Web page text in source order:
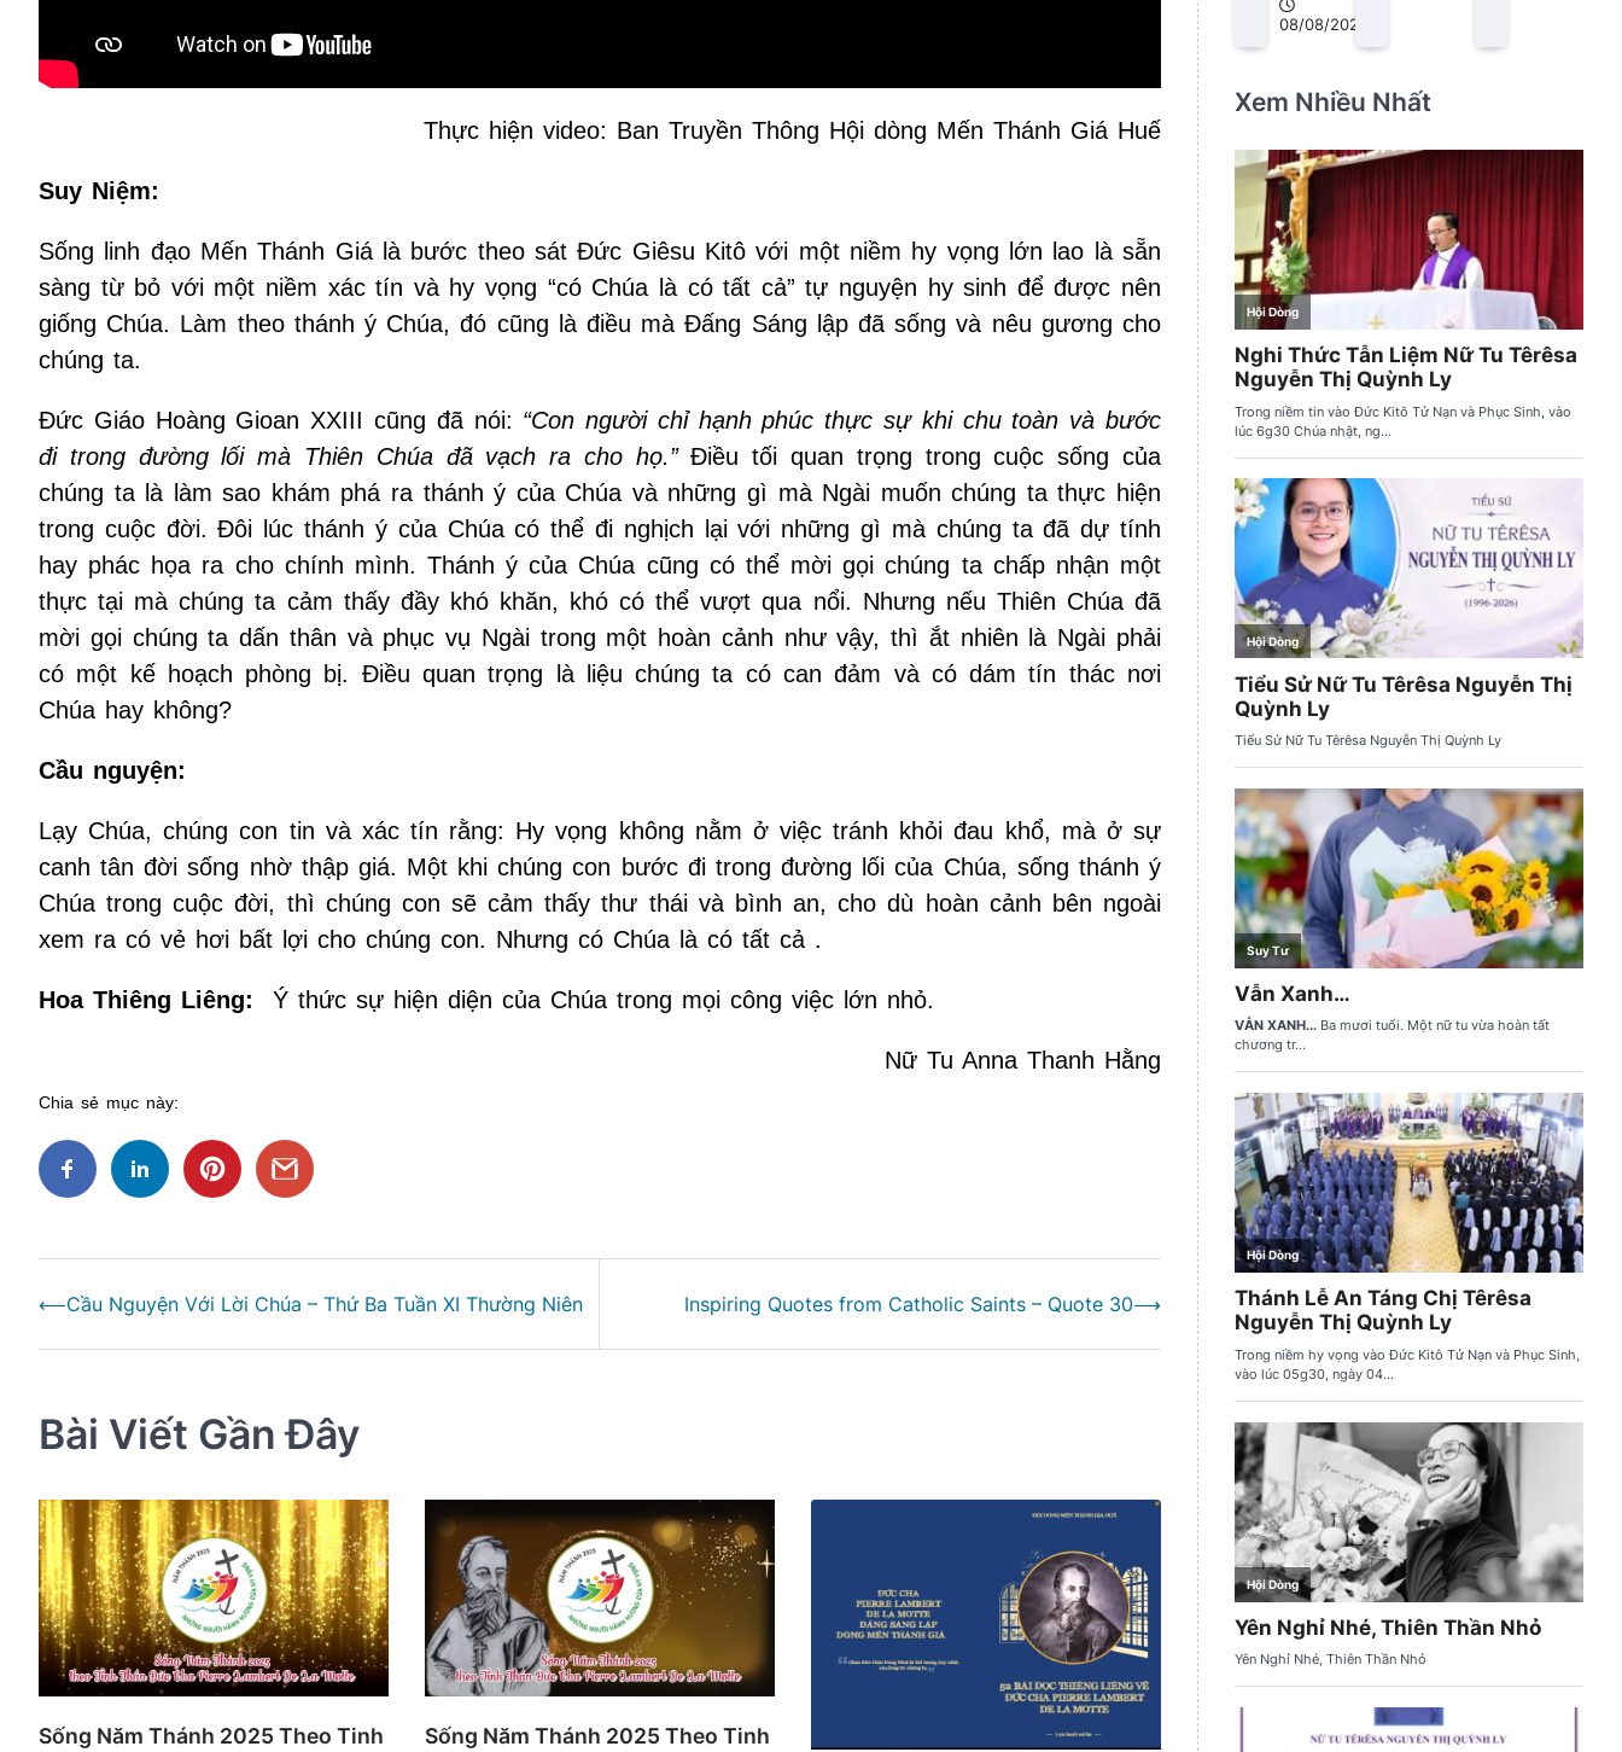
Thực hiện video: Ban Truyền Thông Hội dòng Mến Thánh Giá Huế
Suy Niệm:
Sống linh đạo Mến Thánh Giá là bước theo sát Đức Giêsu Kitô với một niềm hy vọng lớn lao là sẵn
sàng từ bỏ với một niềm xác tín và hy vọng “có Chúa là có tất cả” tự nguyện hy sinh để được nên
giống Chúa. Làm theo thánh ý Chúa, đó cũng là điều mà Đấng Sáng lập đã sống và nêu gương cho
chúng ta.
Đức Giáo Hoàng Gioan XXIII cũng đã nói: “Con người chỉ hạnh phúc thực sự khi chu toàn và bước
đi trong đường lối mà Thiên Chúa đã vạch ra cho họ.”Điều tối quan trọng trong cuộc sống của
chúng ta là làm sao khám phá ra thánh ý của Chúa và những gì mà Ngài muốn chúng ta thực hiện
trong cuộc đời. Đôi lúc thánh ý của Chúa có thể đi nghịch lại với những gì mà chúng ta đã dự tính
hay phác họa ra cho chính mình. Thánh ý của Chúa cũng có thể mời gọi chúng ta chấp nhận một
thực tại mà chúng ta cảm thấy đầy khó khăn, khó có thể vượt qua nổi. Nhưng nếu Thiên Chúa đã
mời gọi chúng ta dấn thân và phục vụ Ngài trong một hoàn cảnh như vậy, thì ắt nhiên là Ngài phải
có một kế hoạch phòng bị. Điều quan trọng là liệu chúng ta có can đảm và có dám tín thác nơi
Chúa hay không?
Cầu nguyện:
Lạy Chúa, chúng con tin và xác tín rằng: Hy vọng không nằm ở việc tránh khỏi đau khổ, mà ở sự
canh tân đời sống nhờ thập giá. Một khi chúng con bước đi trong đường lối của Chúa, sống thánh ý
Chúa trong cuộc đời, thì chúng con sẽ cảm thấy thư thái và bình an, cho dù hoàn cảnh bên ngoài
xem ra có vẻ hơi bất lợi cho chúng con. Nhưng có Chúa là có tất cả .
Hoa Thiêng Liêng: Ý thức sự hiện diện của Chúa trong mọi công việc lớn nhỏ.
Nữ Tu Anna Thanh Hằng
Chia sẻ mục này:
hướng
bài
⟵Cầu Nguyện Với Lời Chúa – Thứ Ba Tuần XI Thường Niên Inspiring Quotes from Catholic Saints – Quote 30⟶
Bài Viết Gần Đây
Sống Năm Thánh 2025 Theo Tinh
Sống Năm Thánh 2025 Theo Tinh
08/08/2026
Xem Nhiều Nhất